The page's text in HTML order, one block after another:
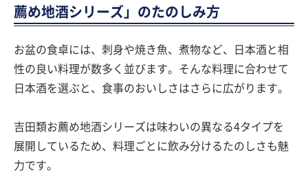
薦め地酒シリーズ」のたのしみ方
お盆の食卓には、刺身や焼き魚、煮物など、日本酒と相
性の良い料理が数多く並びます。そんな料理に合わせて
日本酒を選ぶと、食事のおいしさはさらに広がります。
吉田類お薦め地酒シリーズは味わいの異なる4タイプを
展開しているため、料理ごとに飲み分けるたのしさも魅
力です。